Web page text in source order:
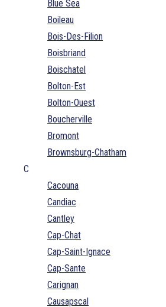
Blue Sea
Boileau
Bois-Des-Filion
Boisbriand
Boischatel
Bolton-Est
Bolton-Ouest
Boucherville
Bromont
Brownsburg-Chatham
C
Cacouna
Candiac
Cantley
Cap-Chat
Cap-Saint-Ignace
Cap-Sante
Carignan
Causapscal